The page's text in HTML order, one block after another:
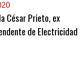
César Prieto, ex
de Electricidad